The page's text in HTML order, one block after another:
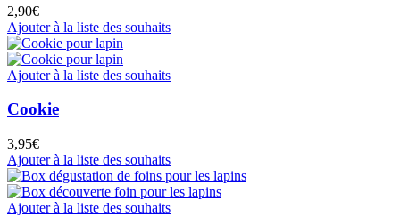
2,90€
Ajouter à la liste des souhaits
Ajouter à la liste des souhaits
Cookie
3,95€
Ajouter à la liste des souhaits
Ajouter à la liste des souhaits